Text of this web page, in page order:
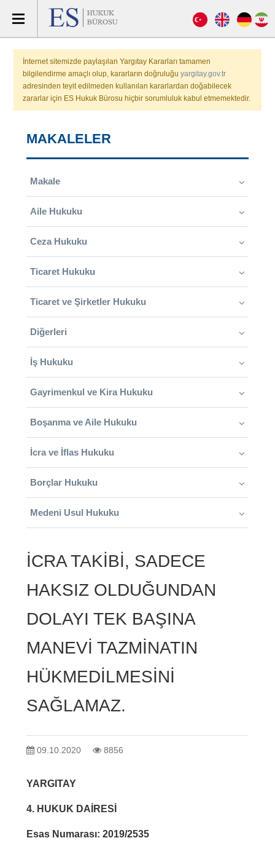
İnternet sitemizde paylaşılan Yargıtay Kararları tamamen
bilgilendirme amaçlı olup, kararların doğruluğuyargitay.gov.tr
adresinden teyit edilmeden kullanılan kararlardan doğabilecek
zararlar için ES Hukuk Bürosu hiçbir sorumluluk kabul etmemektedir.
MAKALELER
Makale
Aile Hukuku
Ceza Hukuku
Ticaret Hukuku
Ticaret ve Şirketler Hukuku
Diğerleri
İş Hukuku
Gayrimenkul ve Kira Hukuku
Boşanma ve Aile Hukuku
İcra ve İflas Hukuku
Borçlar Hukuku
Medeni Usul Hukuku
İCRA TAKİBİ, SADECE
HAKSIZ OLDUĞUNDAN
DOLAYI TEK BAŞINA
MANEVİ TAZMİNATIN
HÜKMEDİLMESİNİ
SAĞLAMAZ.
09.10.2020 8856
YARGITAY
4. HUKUK DAİRESİ
Esas Numarası: 2019/2535